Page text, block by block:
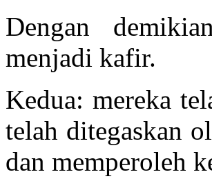
Dengan
menjadi kafir.
Kedua: mereka
telah ditegaskan
dan memperoleh